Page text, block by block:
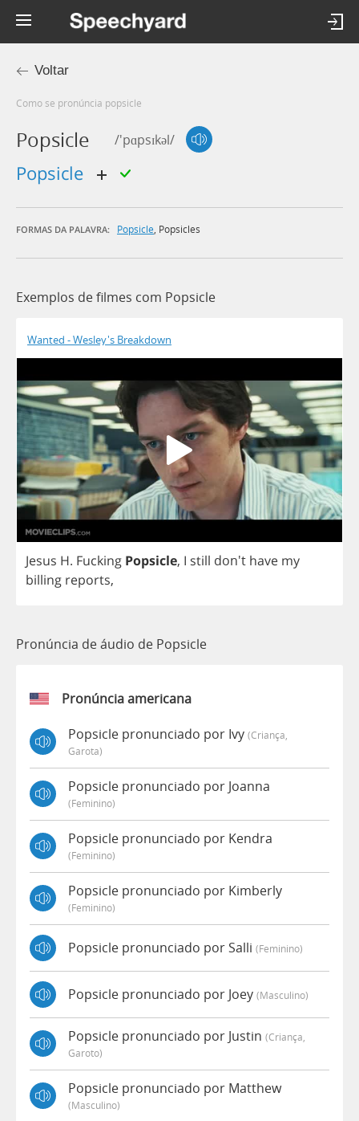
Voltar
Como se pronúncia popsicle
Popsicle /'pɑpsɪkəl/
popsicle
FORMAS DA PALAVRA: Popsicle, Popsicles
Exemplos de filmes com Popsicle
Wanted - Wesley's Breakdown
Jesus H. Fucking Popsicle, I still don't have my
billing reports,
Pronúncia de áudio de Popsicle
Pronúncia americana
Popsicle pronunciado por Ivy (criança,
Garota)
Popsicle pronunciado por Joanna
(feminino)
Popsicle pronunciado por Kendra
(feminino)
Popsicle pronunciado por Kimberly
(feminino)
Popsicle pronunciado por Salli (feminino)
Popsicle pronunciado por Joey (masculino)
Popsicle pronunciado por Justin (criança,
Garoto)
Popsicle pronunciado por Matthew
(masculino)